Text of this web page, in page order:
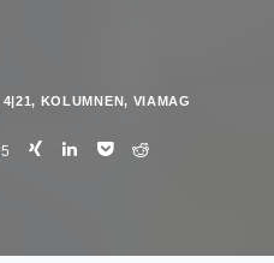
4|21 KOLUMNEN
VIAMAG
5